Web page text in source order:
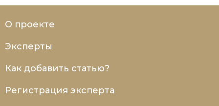
О проекте
Эксперты
Как добавить статью?
Регистрация эксперта